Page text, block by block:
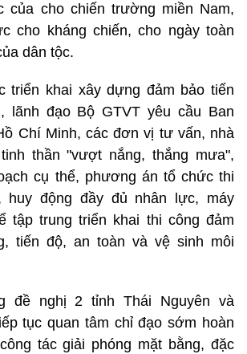
của cho chiến trường miền Nam,
cho kháng chiến, cho ngày toàn
dân tộc.
triển khai xây dựng đảm bảo tiến
lãnh đạo Bộ GTVT yêu cầu Ban
Chí Minh, các đơn vị tư vấn, nhà
thần "vượt nắng, thắng mưa",
cụ thể, phương án tổ chức thi
huy động đầy đủ nhân lực, máy
tập trung triển khai thi công đảm
tiến độ, an toàn và vệ sinh môi
đề nghị 2 tỉnh Thái Nguyên và
tục quan tâm chỉ đạo sớm hoàn
tác giải phóng mặt bằng, đặc